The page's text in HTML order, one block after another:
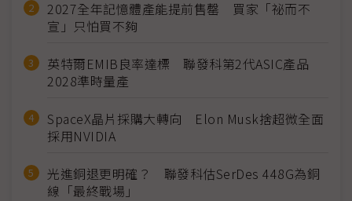
2027全年記憶體產能提前售罄 買家「祕而不
宣」只怕買不夠
英特爾EMIB良率達標 聯發科第2代ASIC產品
2028準時量產
SpaceX晶片採購大轉向 Elon Musk捨超微全面
採用NVIDIA
光進銅退更明確？ 聯發科估SerDes 448G為銅
線「最終戰場」